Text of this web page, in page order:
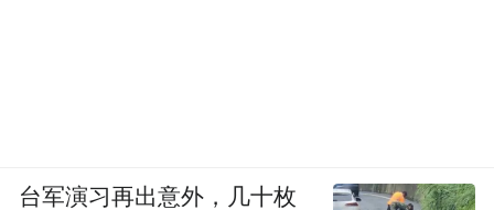
台军演习再出意外，几十枚